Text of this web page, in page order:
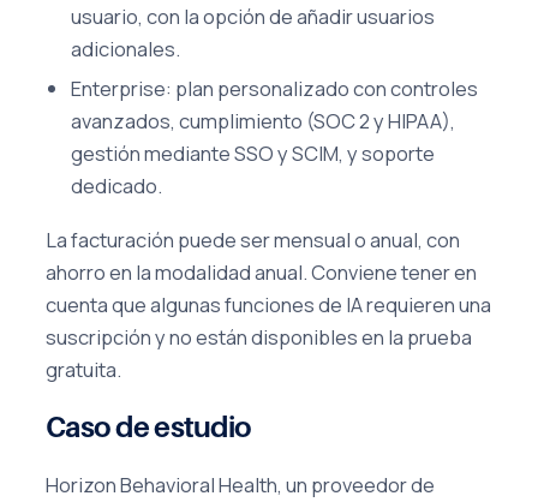
usuario, con la opción de añadir usuarios
adicionales.
Enterprise: plan personalizado con controles
avanzados, cumplimiento (SOC 2 y HIPAA),
gestión mediante SSO y SCIM, y soporte
dedicado.
La facturación puede ser mensual o anual, con
ahorro en la modalidad anual. Conviene tener en
cuenta que algunas funciones de IA requieren una
suscripción y no están disponibles en la prueba
gratuita.
Caso de estudio
Horizon Behavioral Health, un proveedor de